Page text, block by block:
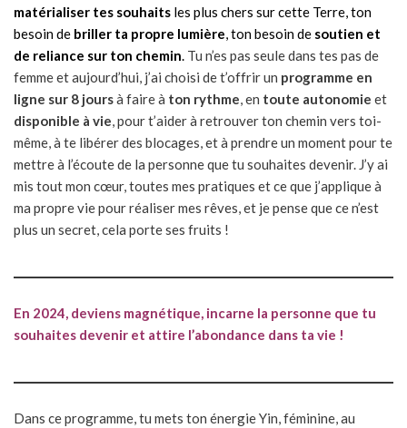
matérialiser tes souhaits les plus chers sur cette Terre, ton
besoin de briller ta propre lumière, ton besoin de soutien et
de reliance sur ton chemin. Tu n’es pas seule dans tes pas de
femme et aujourd’hui, j’ai choisi de t’offrir un programme en
ligne sur 8 joursà faire à ton rythme, en toute autonomie et
disponible à vie, pour t’aider à retrouver ton chemin vers toi-
même, à te libérer des blocages, et à prendre un moment pour te
mettre à l’écoute de la personne que tu souhaites devenir. J’y ai
mis tout mon cœur, toutes mes pratiques et ce que j’applique à
ma propre vie pour réaliser mes rêves, et je pense que ce n’est
plus un secret, cela porte ses fruits !
En 2024, deviens magnétique, incarne la personne que tu
souhaites devenir et attire l’abondance dans ta vie !
Dans ce programme, tu mets ton énergie Yin, féminine, au